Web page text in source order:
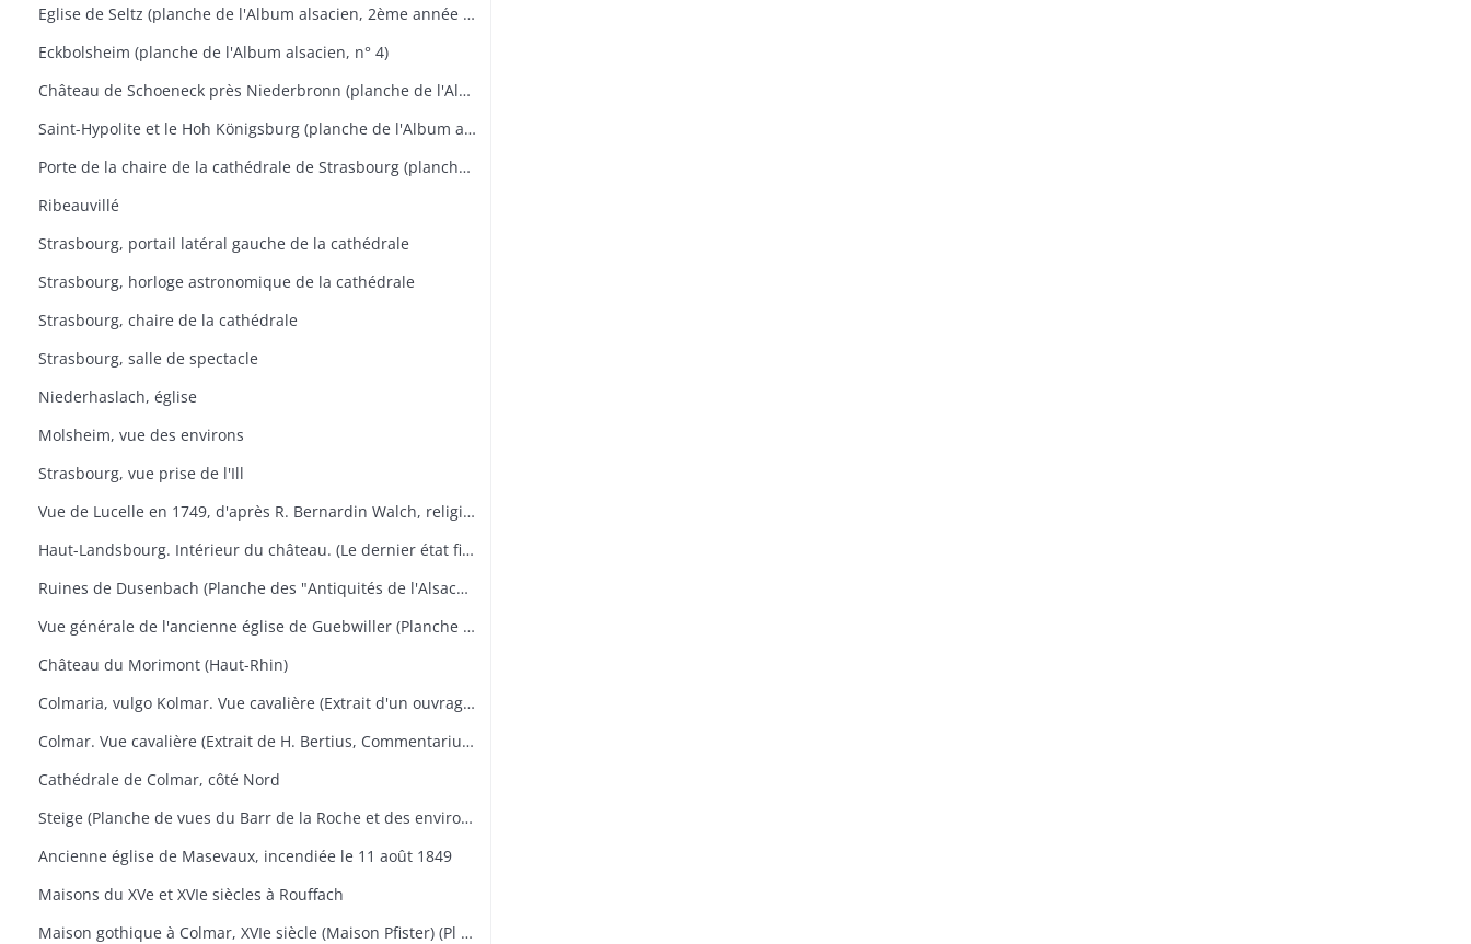
Eglise de Seltz (planche de l'Album alsacien, 2ème année n° 24)
Eckbolsheim (planche de l'Album alsacien, n° 4)
Château de Schoeneck près Niederbronn (planche de l'Album alsacien, n° 4)
Saint-Hypolite et le Hoh Königsburg (planche de l'Album alsacien, n° 22)
Porte de la chaire de la cathédrale de Strasbourg (planche de l'Album alsacien, n° 28)
Ribeauvillé
Strasbourg, portail latéral gauche de la cathédrale
Strasbourg, horloge astronomique de la cathédrale
Strasbourg, chaire de la cathédrale
Strasbourg, salle de spectacle
Niederhaslach, église
Molsheim, vue des environs
Strasbourg, vue prise de l'Ill
Vue de Lucelle en 1749, d'après R. Bernardin Walch, religieux de ce monastère
Haut-Landsbourg. Intérieur du château. (Le dernier état figure dans les "Antiquités de l'Alsace" de Golbéry, pl. 14)
Ruines de Dusenbach (Planche des "Antiquités de l'Alsace" de Golbéry, n° 5
Vue générale de l'ancienne église de Guebwiller (Planche des "Antiquités de l'Alsace" de Golbéry, n° 27
Château du Morimont (Haut-Rhin)
Colmaria, vulgo Kolmar. Vue cavalière (Extrait d'un ouvrage de géographie de Braun u. Hogenberg, vers 1575). Texte français au verso.
Colmar. Vue cavalière (Extrait de H. Bertius, Commentarium Rerum Germanicarum, liber III, p. 500. Amsterdam 1616). Texte latin
Cathédrale de Colmar, côté Nord
Steige (Planche de vues du Barr de la Roche et des environs)
Ancienne église de Masevaux, incendiée le 11 août 1849
Maisons du XVe et XVIe siècles à Rouffach
Maison gothique à Colmar, XVIe siècle (Maison Pfister) (Pl XCV d'un ouvrage d'architecture représentant aussi le portail des chartreux à Dijon, la chapelle de Pagny-le-Château et le manoir St-Ouen près Château Gontier